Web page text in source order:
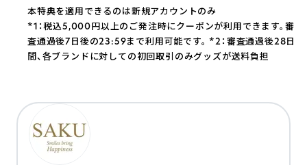
本特典を適用できるのは新規アカウントのみ
*1：税込5,000円以上のご発注時にクーポンが利用できます。審
査通過後7日後の23:59まで利用可能です。 *2：審査通過後28日
間、各ブランドに対しての初回取引のみグッズが送料負担